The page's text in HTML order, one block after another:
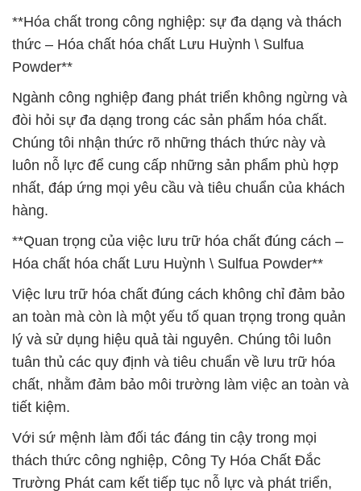
**Hóa chất trong công nghiệp: sự đa dạng và thách
thức – Hóa chất hóa chất Lưu Huỳnh \ Sulfua
Powder**
Ngành công nghiệp đang phát triển không ngừng và
đòi hỏi sự đa dạng trong các sản phẩm hóa chất.
Chúng tôi nhận thức rõ những thách thức này và
luôn nỗ lực để cung cấp những sản phẩm phù hợp
nhất, đáp ứng mọi yêu cầu và tiêu chuẩn của khách
hàng.
**Quan trọng của việc lưu trữ hóa chất đúng cách –
Hóa chất hóa chất Lưu Huỳnh \ Sulfua Powder**
Việc lưu trữ hóa chất đúng cách không chỉ đảm bảo
an toàn mà còn là một yếu tố quan trọng trong quản
lý và sử dụng hiệu quả tài nguyên. Chúng tôi luôn
tuân thủ các quy định và tiêu chuẩn về lưu trữ hóa
chất, nhằm đảm bảo môi trường làm việc an toàn và
tiết kiệm.
Với sứ mệnh làm đối tác đáng tin cậy trong mọi
thách thức công nghiệp, Công Ty Hóa Chất Đắc
Trường Phát cam kết tiếp tục nỗ lực và phát triển,